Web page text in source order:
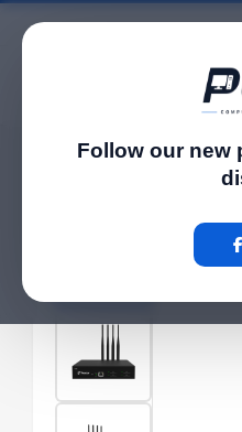
Follow our new
Network და Wi-Fi-ფაიბერი›
Hot